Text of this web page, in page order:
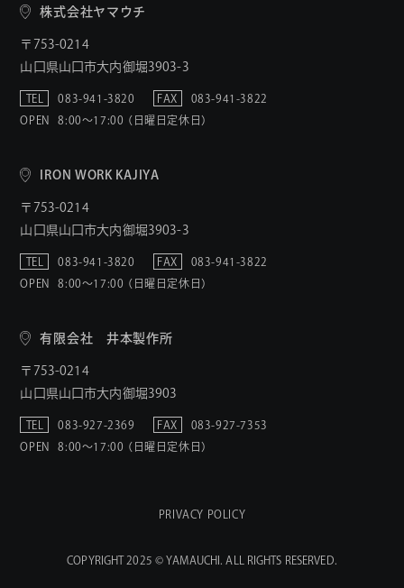
株式会社ヤマウチ
〒753-0214
山口県山口市大内御堀3903-3
TEL 083-941-3820 FAX
083-941-3822
OPEN
8:00〜17:00 （日曜日定休日）
IRON WORK KAJIYA
〒753-0214
山口県山口市大内御堀3903-3
TEL 083-941-3820 FAX
083-941-3822
OPEN
8:00〜17:00 （日曜日定休日）
有限会社 井本製作所
〒753-0214
山口県山口市大内御堀3903
TEL 083-927-2369 FAX
083-927-7353
OPEN
8:00〜17:00 （日曜日定休日）
PRIVACY POLICY
COPYRIGHT 2025 © YAMAUCHI. ALL RIGHTS RESERVED.